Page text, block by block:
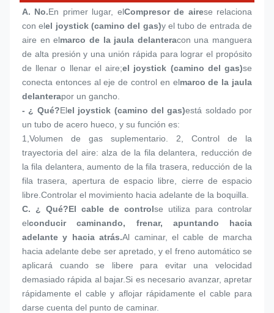
A. No.En primer lugar, elCompresor de airese relaciona
con elel joystick (camino del gas)y el tubo de entrada de
aire en elmarco de la jaula delanteracon una manguera
de alta presión y una unión rápida para lograr el propósito
de llenar o llenar el aire;el joystick (camino del gas)se
conecta entonces al eje de control en elmarco de la jaula
delanterapor un gancho.
- ¿ Qué?Elel joystick (camino del gas)está soldado por
un tubo de acero hueco, y su función es:
1, Volumen de gas suplementario. 2, Control de la
trayectoria del aire: alza de la fila delantera, reducción de
la fila delantera, aumento de la fila trasera, reducción de la
fila trasera, apertura de espacio libre, cierre de espacio
libre.Controlar el movimiento hacia adelante de la boquilla.
C. ¿ Qué?El cable de controlse utiliza para controlar
elconducir caminando, frenar, apuntando hacia
adelante y hacia atrás.Al caminar, el cable de marcha
hacia adelante debe ser apretado, y el freno automático se
aplicará cuando se libere para evitar una velocidad
demasiado rápida al bajar.Si es necesario avanzar, apretar
rápidamente el cable y aflojar rápidamente el cable para
darse cuenta del punto de caminar.